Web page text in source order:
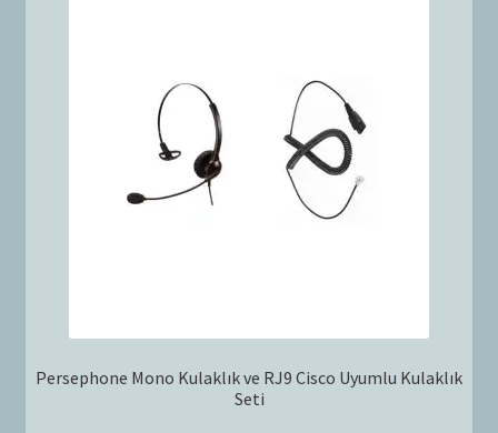
Persephone Mono Kulaklık ve RJ9 Cisco Uyumlu Kulaklık
Seti